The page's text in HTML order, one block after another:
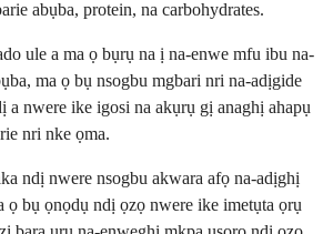
abụba, protein, na carbohydrates.
ule a ma ọ bụrụ na ị na-enwe mfu ibu na-
ma ọ bụ nsogbu mgbari nri na-adịgide
a nwere ike igosi na akụrụ gị anaghị ahapụ
nri nke ọma.
ndị nwere nsogbu akwara afọ na-adịghị
ọ bụ ọnọdụ ndị ọzọ nwere ike imetụta ọrụ